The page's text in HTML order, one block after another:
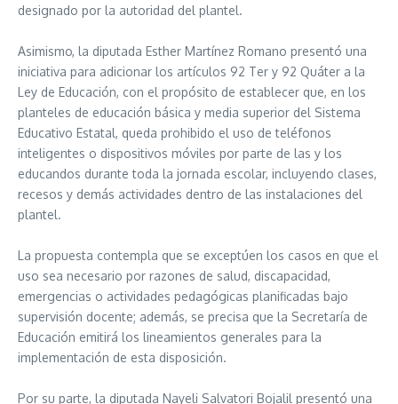
designado por la autoridad del plantel.
Asimismo, la diputada Esther Martínez Romano presentó una
iniciativa para adicionar los artículos 92 Ter y 92 Quáter a la
Ley de Educación, con el propósito de establecer que, en los
planteles de educación básica y media superior del Sistema
Educativo Estatal, queda prohibido el uso de teléfonos
inteligentes o dispositivos móviles por parte de las y los
educandos durante toda la jornada escolar, incluyendo clases,
recesos y demás actividades dentro de las instalaciones del
plantel.
La propuesta contempla que se exceptúen los casos en que el
uso sea necesario por razones de salud, discapacidad,
emergencias o actividades pedagógicas planificadas bajo
supervisión docente; además, se precisa que la Secretaría de
Educación emitirá los lineamientos generales para la
implementación de esta disposición.
Por su parte, la diputada Nayeli Salvatori Bojalil presentó una